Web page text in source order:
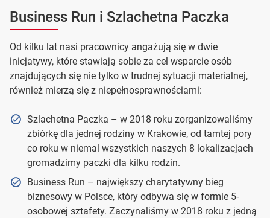
Business Run i Szlachetna Paczka
Od kilku lat nasi pracownicy angażują się w dwie
inicjatywy, które stawiają sobie za cel wsparcie osób
znajdujących się nie tylko w trudnej sytuacji materialnej,
również mierzą się z niepełnosprawnościami:
Szlachetna Paczka – w 2018 roku zorganizowaliśmy
zbiórkę dla jednej rodziny w Krakowie, od tamtej pory
co roku w niemal wszystkich naszych 8 lokalizacjach
gromadzimy paczki dla kilku rodzin.
Business Run – największy charytatywny bieg
biznesowy w Polsce, który odbywa się w formie 5-
osobowej sztafety. Zaczynaliśmy w 2018 roku z jedną